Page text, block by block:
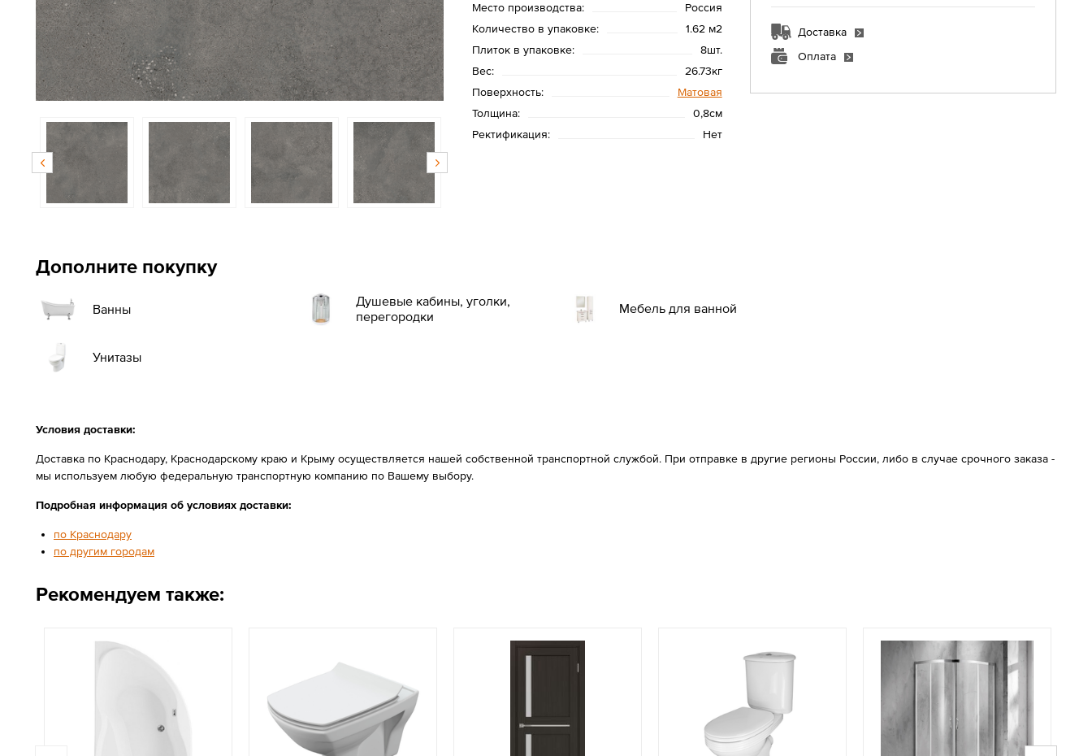
Место производства:
Россия
Количество в упаковке:
1.62 м2
Плиток в упаковке:
8шт.
Вес:
26.73кг
Поверхность:
Матовая
Толщина:
0,8см
Ректификация:
Нет
Доставка
Оплата
Дополните покупку
Ванны
Душевые кабины, уголки,
перегородки
Мебель для ванной
Унитазы
Условия доставки:
Доставка по Краснодару, Краснодарскому краю и Крыму осуществляется нашей собственной транспортной службой. При отправке в другие регионы России, либо в случае срочного заказа -
мы используем любую федеральную транспортную компанию по Вашему выбору.
Подробная информация об условиях доставки:
по Краснодару
по другим городам
Рекомендуем также: